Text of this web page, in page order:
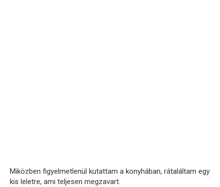
Miközben figyelmetlenül kutattam a konyhában, rátaláltam egy
kis leletre, ami teljesen megzavart.